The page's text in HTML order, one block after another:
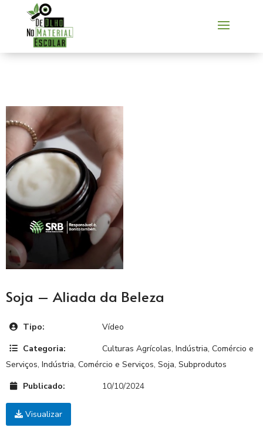
Soja – Aliada da Beleza
Tipo:
Vídeo
Categoria:
Culturas Agrícolas, Indústria, Comércio e
Serviços, Indústria, Comércio e Serviços, Soja, Subprodutos
Publicado:
10/10/2024
Visualizar